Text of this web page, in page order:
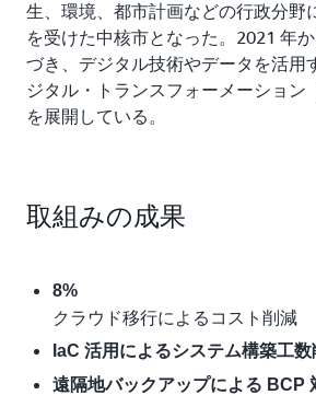
仕様の検討にはアイシーエスが全面
テムが従来のオンプレミス環境と同
を AWS 上で出せるように CPU や
を決めていきました。さらに、クラ
トスケールに対応するための改修も
システム構築においてアイシーエス
IaC（Infrastructure as Code）を採用
法を使うことで、インフラ環境の再
スト環境から本番環境まで生じる数
効率化しました。
生、環境、都市計画などの行政分野
を受けた中核市となった。2021 年
づき、デジタル技術やデータを活用
ジタル・トランスフォーメーション
を展開している。
取組みの成果
8%
クラウド移行によるコスト削減
IaC 活用によるシステム構築工数
遠隔地バックアップによる BCP